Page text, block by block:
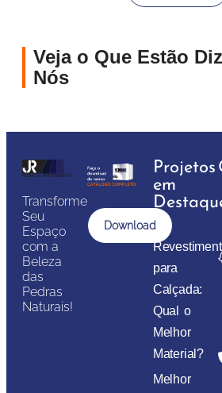
Veja o Que Estão
Nós
Transforme
Seu
Espaço
com a
Beleza
das
Pedras
Naturais!
Download
Projetos
em
para
Calçada:
Qual o
Melhor
Material?
Melhor